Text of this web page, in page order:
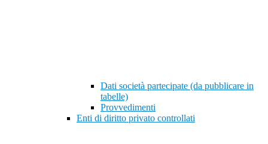
Dati società partecipate (da pubblicare in
tabelle)
Provvedimenti
Enti di diritto privato controllati